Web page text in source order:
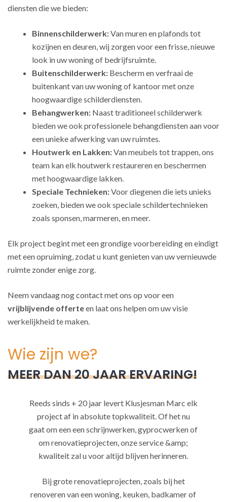
diensten die we bieden:
Binnenschilderwerk:Van muren en plafonds tot
kozijnen en deuren, wij zorgen voor een frisse, nieuwe
look in uw woning of bedrijfsruimte.
Buitenschilderwerk: Bescherm en verfraai de
buitenkant van uw woning of kantoor met onze
hoogwaardige schilderdiensten.
Behangwerken: Naast traditioneel schilderwerk
bieden we ook professionele behangdiensten aan voor
een unieke afwerking van uw ruimtes.
Houtwerk en Lakken:Van meubels tot trappen, ons
team kan elk houtwerk restaureren en beschermen
met hoogwaardige lakken.
Speciale Technieken:Voor diegenen die iets unieks
zoeken, bieden we ook speciale schildertechnieken
zoals sponsen, marmeren, en meer.
Elk project begint met een grondige voorbereiding en eindigt
met een opruiming, zodat u kunt genieten van uw vernieuwde
ruimte zonder enige zorg.
Neem vandaag nog contact met ons op voor een
vrijblijvende offerteen laat ons helpen om uw visie
werkelijkheid te maken.
Wie zijn we?
MEER DAN 20 JAAR ERVARING!
Reeds sinds + 20 jaar levert Klusjesman Marc elk
project af in absolute topkwaliteit. Of het nu
gaat om een een schrijnwerken, gyprocwerken of
om renovatieprojecten, onze service &amp;
kwaliteit zal u voor altijd blijven herinneren.
Bij grote renovatieprojecten, zoals bij het
renoveren van een woning, keuken, badkamer of